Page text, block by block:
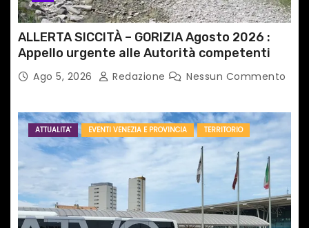
i
ALLERTA SICCITÀ – GORIZIA Agosto 2026 :
Appello urgente alle Autorità competenti
Ago 5, 2026 Redazione Nessun Commento
ATTUALITA' EVENTI VENEZIA E PROVINCIA TERRITORIO